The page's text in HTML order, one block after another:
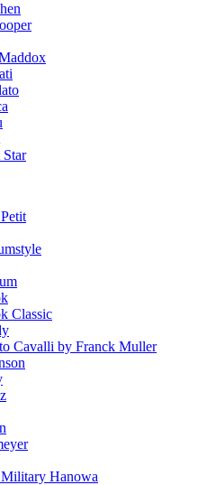
Classic
Cavalli by Franck Muller
Military Hanowa